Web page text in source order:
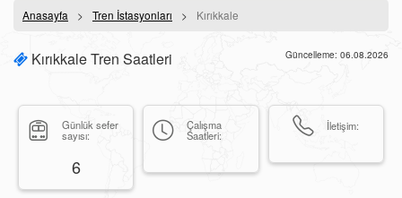
Anasayfa Tren İstasyonları Kırıkkale
Kırıkkale Tren Saatleri Güncelleme: 06.08.2026
Günlük sefer
sayısı:
6
Çalışma
Saatleri:
İletişim: